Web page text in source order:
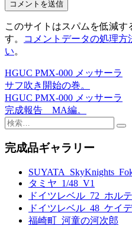
このサイトはスパムを低減す
す。
コメントデータの処理方
い。
投
稿
ナ
ビ
ゲ
HGUC PMX-000 メッサーラ
サフ吹き開始の巻。
HGUC PMX-000 メッサーラ
完成報告 MA編。
検
完成品ギャラリー
タミヤ_1/48_V1
ドイツレベル_72_ホル
ドイツレベル_48_ケイ
福崎町_河童の河次郎